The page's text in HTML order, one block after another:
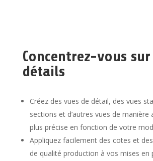
Concentrez-vous
détails
Créez des vues de détail, des vues
sections et d’autres vues de
plus précise en fonction de votre
Appliquez facilement des cotes et
de qualité production à vos mises en